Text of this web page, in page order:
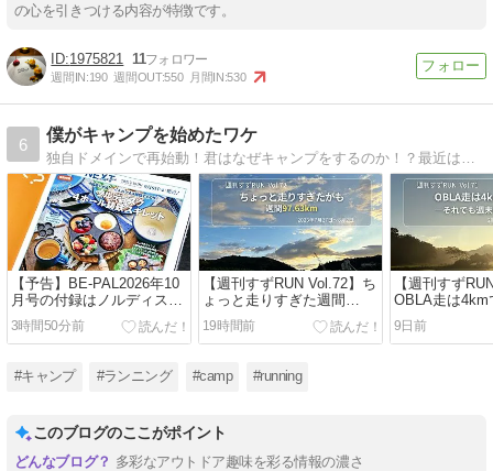
の心を引きつける内容が特徴です。
1975821 11
週間IN:190 週間OUT:550 月間IN:530
6
僕がキャンプを始めたワケ
【予告】BE-PAL2026年10
月号の付録はノルディスク
4ホール鋳鉄スキレット｜4
つ同時に焼けて楽しそう！
3時間50分前
【週刊すずRUN Vol.72】ち
ょっと走りすぎた週間
97.63km――OBLA8kmと
5000mTT再挑戦｜
2026/07/27〜08/02【練習記
19時間前
【週刊すず
OBLA走は4km
――1000m×7
で粘った1週間
2026/07/20〜
9日前
#キャンプ #ランニング #camp #running
このブログのここがポイント
多彩なアウトドア趣味を彩る情報の濃さ